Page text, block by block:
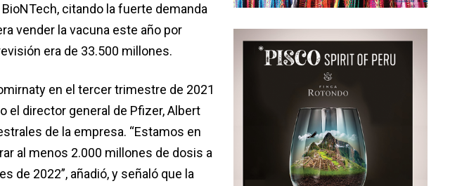
citando la fuerte demanda
vender la vacuna este año por
era de 33.500 millones.
en el tercer trimestre de 2021
el director general de Pfizer, Albert
de la empresa. “Estamos en
al menos 2.000 millones de dosis a
de 2022”, añadió, y señaló que la